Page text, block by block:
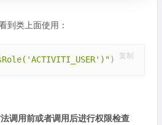
到类上面使用：
) 复制
调用前或者调用后进行权限检查